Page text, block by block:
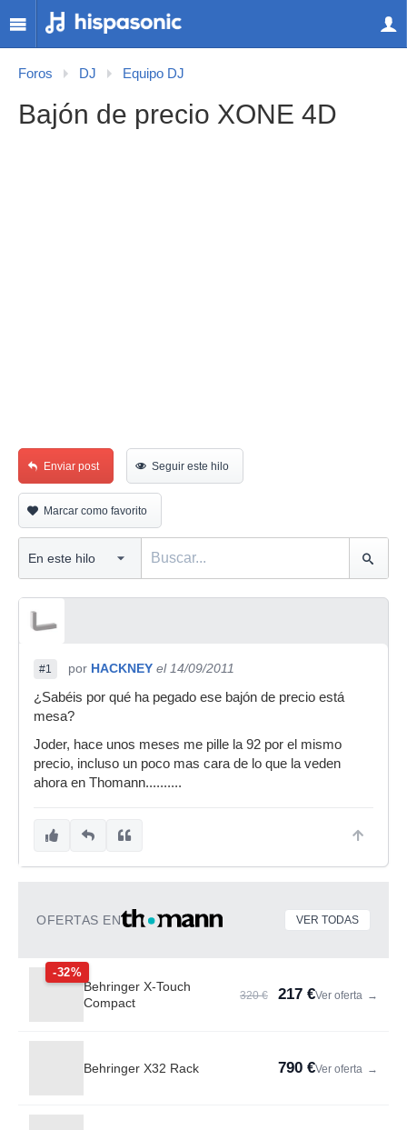
Foros DJ Equipo DJ
Bajón de precio XONE 4D
Enviar post Seguir este hilo
Marcar como favorito
#1 por HACKNEY el 14/09/2011
¿Sabéis por qué ha pegado ese bajón de precio está
mesa?
Joder, hace unos meses me pille la 92 por el mismo
precio, incluso un poco mas cara de lo que la veden
ahora en Thomann..........
OFERTAS EN VER TODAS
-32%
Behringer X-Touch
Compact
320 € 217 €Ver oferta →
Behringer X32 Rack 790 €Ver oferta →